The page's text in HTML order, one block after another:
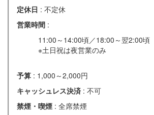
定休日 : 不定休
営業時間 :
11:00～14:00頃／18:00～翌2:00頃
※土日祝は夜営業のみ
予算 : 1,000～2,000円
キャッシュレス決済 : 不可
禁煙・喫煙 : 全席禁煙